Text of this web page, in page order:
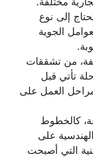
إلى نوع
الجوية
من تشققات
تأتي قبل
العمل على
كالخطوط
على
التي أصبحت